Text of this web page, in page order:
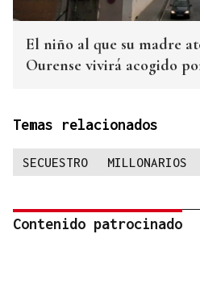
El niño al que su madre
Ourense vivirá acogido
Temas relacionados
SECUESTRO MILLONARIOS
Contenido patrocinado